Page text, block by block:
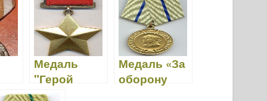
Медаль
"Герой
Радянськог
Медаль «За
оборону